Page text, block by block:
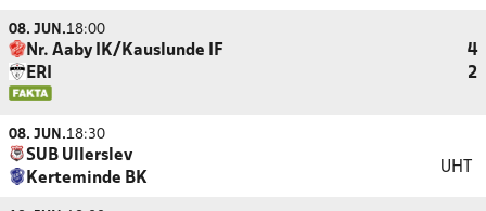
08. JUN.18:00
Nr. Aaby IK/Kauslunde IF
4
ERI
2
08. JUN.18:30
SUB Ullerslev
Kerteminde BK
UHT